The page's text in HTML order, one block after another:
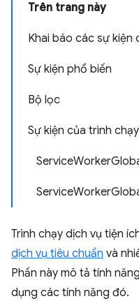
Trên trang này
Khai báo các sự kiện
Sự kiện phổ biến
Bộ lọc
Sự kiện của trình
Trình chạy dịch vụ tiện
dịch vụ tiêu chuẩn và
Phần này mô tả tính
dụng các tính năng đó.